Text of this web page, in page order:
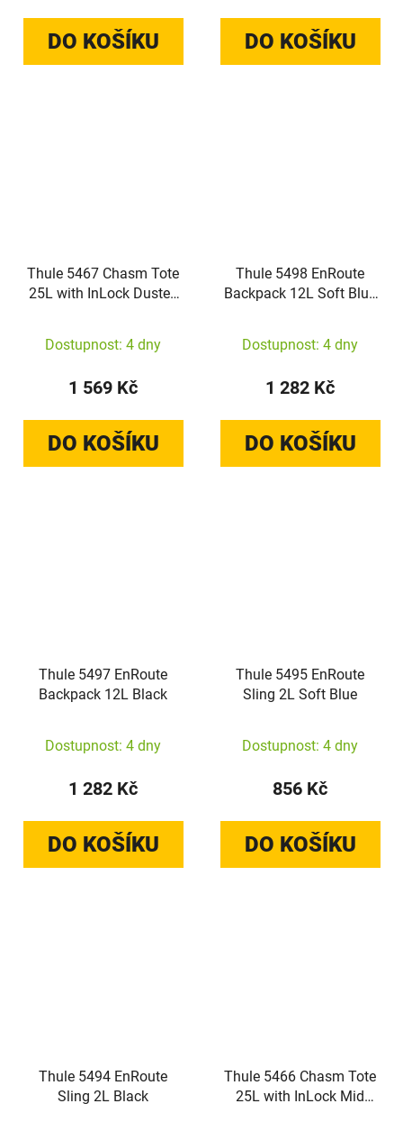
DO KOŠÍKU DO KOŠÍKU
Thule 5467 Chasm Tote
25L with InLock Dusted
Dostupnost: 4 dny
1 569 Kč
DO KOŠÍKU
Thule 5498 EnRoute
Backpack 12L Soft Blue
Dostupnost: 4 dny
1 282 Kč
DO KOŠÍKU
Thule 5497 EnRoute
Backpack 12L Black
Dostupnost: 4 dny
1 282 Kč
DO KOŠÍKU
Thule 5495 EnRoute
Sling 2L Soft Blue
Dostupnost: 4 dny
856 Kč
DO KOŠÍKU
Thule 5494 EnRoute
Sling 2L Black
Thule 5466 Chasm Tote
25L with InLock Mid